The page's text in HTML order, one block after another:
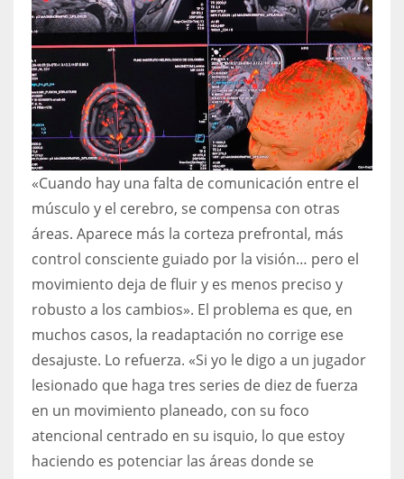
«Cuando hay una falta de comunicación entre el
músculo y el cerebro, se compensa con otras
áreas. Aparece más la corteza prefrontal, más
control consciente guiado por la visión… pero el
movimiento deja de fluir y es menos preciso y
robusto a los cambios». El problema es que, en
muchos casos, la readaptación no corrige ese
desajuste. Lo refuerza. «Si yo le digo a un jugador
lesionado que haga tres series de diez de fuerza
en un movimiento planeado, con su foco
atencional centrado en su isquio, lo que estoy
haciendo es potenciar las áreas donde se